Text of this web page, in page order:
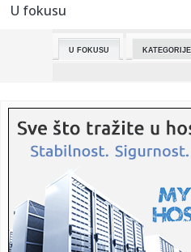
23:42:
23:42:
Jagode će biti duplo
23:42:Najveće banke Bliskog
prestig...
23:42:Brutalni kineski rat
23:40:Zukorlić pokrenuo novi
po o...
U fokusu
U FOKUSU KATEGORIJE